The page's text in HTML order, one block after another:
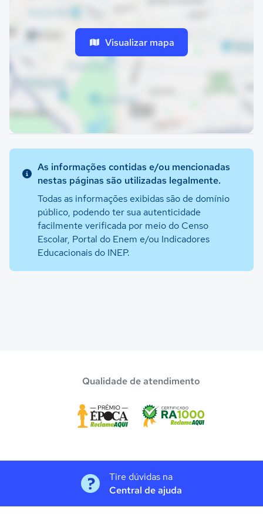
Visualizar mapa
As informações contidas e/ou mencionadas
nestas páginas são utilizadas legalmente.
Todas as informações exibidas são de domínio
público, podendo ter sua autenticidade
facilmente verificada por meio do Censo
Escolar, Portal do Enem e/ou Indicadores
Educacionais do INEP.
Qualidade de atendimento
Tire dúvidas na
Central de ajuda